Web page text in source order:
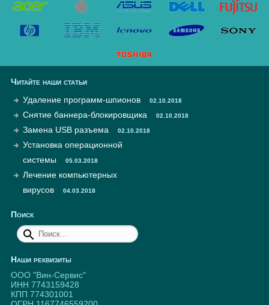
Читайте наши статьи
Удаление программ-шпионов
02.10.2018
Снятие баннера-блокировщика 02.10.2018
Замена USB разъема 02.10.2018
Установка операционной
системы
05.03.2018
Лечение компьютерных
вирусов
04.03.2018
Поиск
Наши реквизиты
ООО "Вин-Сервис"
ИНН 7743159428
КПП 774301001